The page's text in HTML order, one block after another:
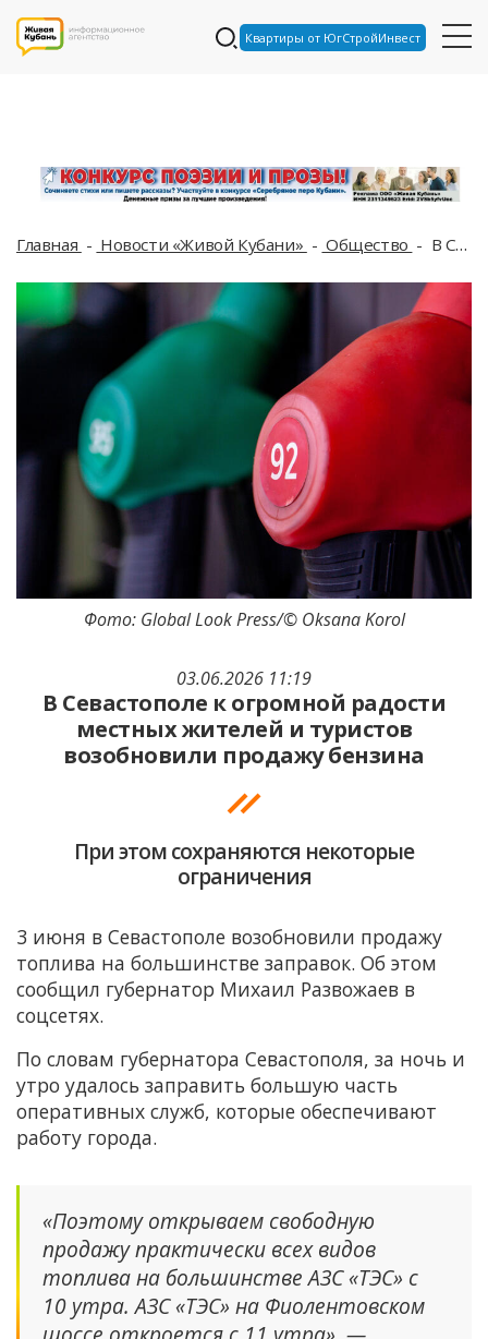
Квартиры от ЮгСтройИнвест
Главная Новости «Живой Кубани» Общество В Севастополе к огромной радости местных жителей и туристов возобновили продажу бензина
03.06.2026 11:19
В Севастополе к огромной радости
местных жителей и туристов
возобновили продажу бензина
При этом сохраняются некоторые
ограничения
Фото: Global Look Press/© Oksana Korol
3 июня в Севастополе возобновили продажу
топлива на большинстве заправок. Об этом
сообщил губернатор Михаил Развожаев в
соцсетях.
По словам губернатора Севастополя, за ночь и
утро удалось заправить большую часть
оперативных служб, которые обеспечивают
работу города.
«Поэтому открываем свободную
продажу практически всех видов
топлива на большинстве АЗС «ТЭС» с
10 утра. АЗС «ТЭС» на Фиолентовском